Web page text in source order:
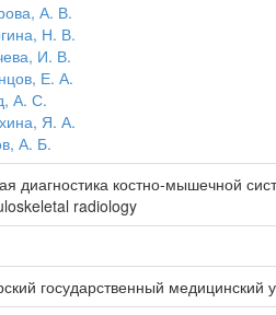
А. В.
Н. В.
И. В.
Е. А.
А. С.
Я. А.
А. Б.
диагностика костно-мышечной
radiology
государственный медицинский